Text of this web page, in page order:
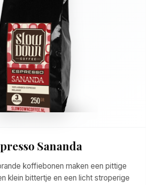
Sananda
koffiebonen maken een pittige
klein bittertje en een licht stroperige